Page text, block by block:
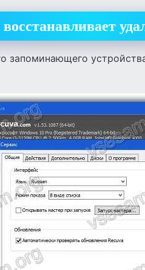
запоминающего